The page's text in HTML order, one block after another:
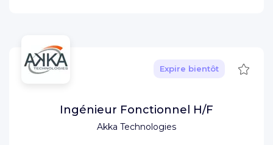
Akka Technologies
Expire bientôt
Ingénieur Fonctionnel H/F